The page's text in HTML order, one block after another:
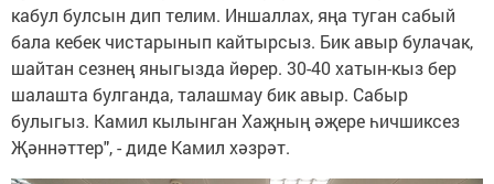
кабул булсын дип телим. Иншаллах, яңа туган сабый
бала кебек чистарынып кайтырсыз. Бик авыр булачак,
шайтан сезнең яныгызда йөрер. 30-40 хатын-кыз бер
шалашта булганда, талашмау бик авыр. Сабыр
булыгыз. Камил кылынган Хаҗның әҗере һичшиксез
Җәннәттер", - диде Камил хәзрәт.